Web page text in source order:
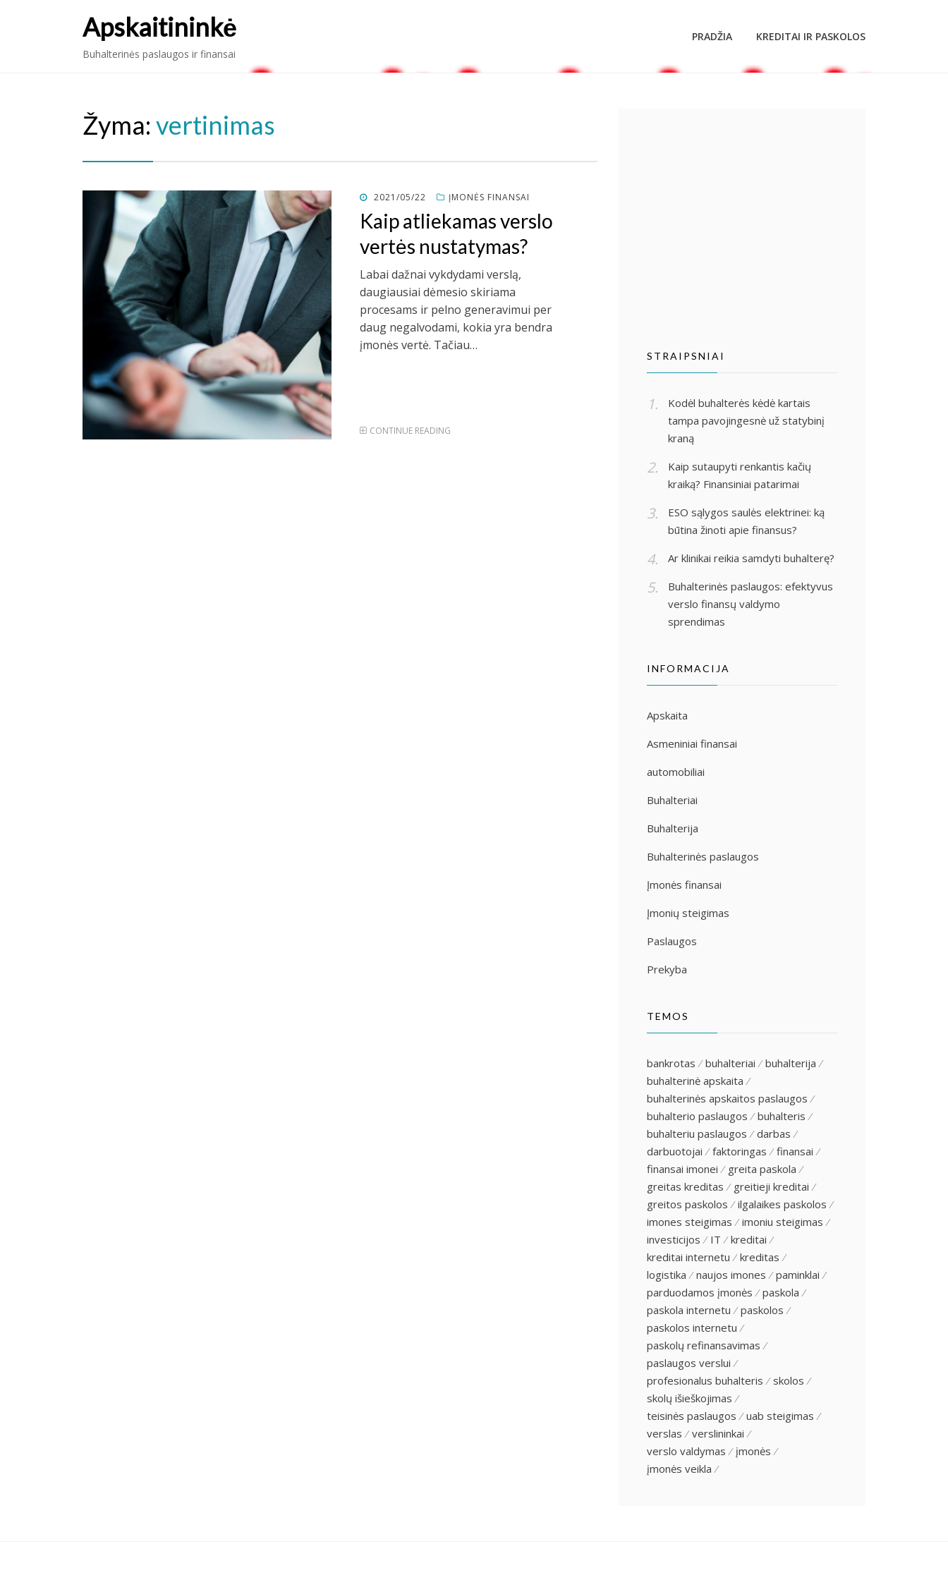
Apskaitininkė
Buhalterinės paslaugos ir finansai
PRADŽIA KREDITAI IR PASKOLOS
Žyma: vertinimas
POSTED
2021/05/22 ĮMONĖS FINANSAI
Kaip atliekamas verslo
vertės nustatymas?
Labai dažnai vykdydami verslą,
daugiausiai dėmesio skiriama
procesams ir pelno generavimui per
daug negalvodami, kokia yra bendra
įmonės vertė. Tačiau…
CONTINUE READING
STRAIPSNIAI
Kodėl buhalterės kėdė kartais
tampa pavojingesnė už statybinį
kraną
Kaip sutaupyti renkantis kačių
kraiką? Finansiniai patarimai
ESO sąlygos saulės elektrinei: ką
būtina žinoti apie finansus?
Ar klinikai reikia samdyti buhalterę?
Buhalterinės paslaugos: efektyvus
verslo finansų valdymo
sprendimas
INFORMACIJA
Apskaita
Asmeniniai finansai
automobiliai
Buhalteriai
Buhalterija
Buhalterinės paslaugos
Įmonės finansai
Įmonių steigimas
Paslaugos
Prekyba
TEMOS
bankrotas buhalteriai
buhalterija
buhalterinė apskaita
buhalterinės apskaitos paslaugos
buhalterio paslaugos
buhalteris
buhalteriu paslaugos
darbas
darbuotojai
faktoringas
finansai
finansai imonei
greita paskola
greitas kreditas
greitieji kreditai
greitos paskolos
ilgalaikes paskolos
imones steigimas
imoniu steigimas
investicijos
IT
kreditai
kreditai internetu
kreditas
logistika
naujos imones
paminklai
parduodamos įmonės
paskola
paskola internetu
paskolos
paskolos internetu
paskolų refinansavimas
paslaugos verslui
profesionalus buhalteris
skolos
skolų išieškojimas
teisinės paslaugos
uab steigimas
verslas
verslininkai
verslo valdymas
įmonės
įmonės veikla